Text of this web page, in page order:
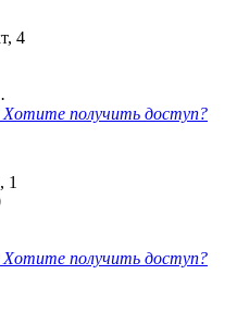
4
Хотите получить доступ?
1
Хотите получить доступ?